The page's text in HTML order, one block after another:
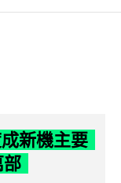
新機主要